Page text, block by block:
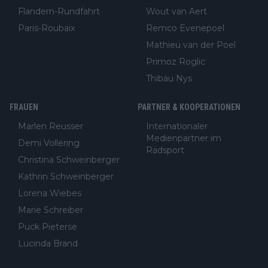
Flandern-Rundfahrt
Paris-Roubaix
Wout van Aert
Remco Evenepoel
Mathieu van der Poel
Primoz Roglic
Thibau Nys
FRAUEN
Marlen Reusser
Demi Vollering
Christina Schweinberger
Kathrin Schweinberger
Lorena Wiebes
Marie Schreiber
Puck Pieterse
Lucinda Brand
PARTNER & KOOPERATIONEN
Internationaler
Medienpartner im
Radsport